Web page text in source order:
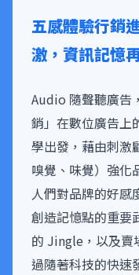
五感體驗行銷
激，資訊記憶
Audio 隨聲聽廣告
銷」在數位廣告上
學出發，藉由刺激
嗅覺、味覺）強化
人們對品牌的好感
創造記憶點的重要
的 Jingle，以及賣
過隨著科技的快速